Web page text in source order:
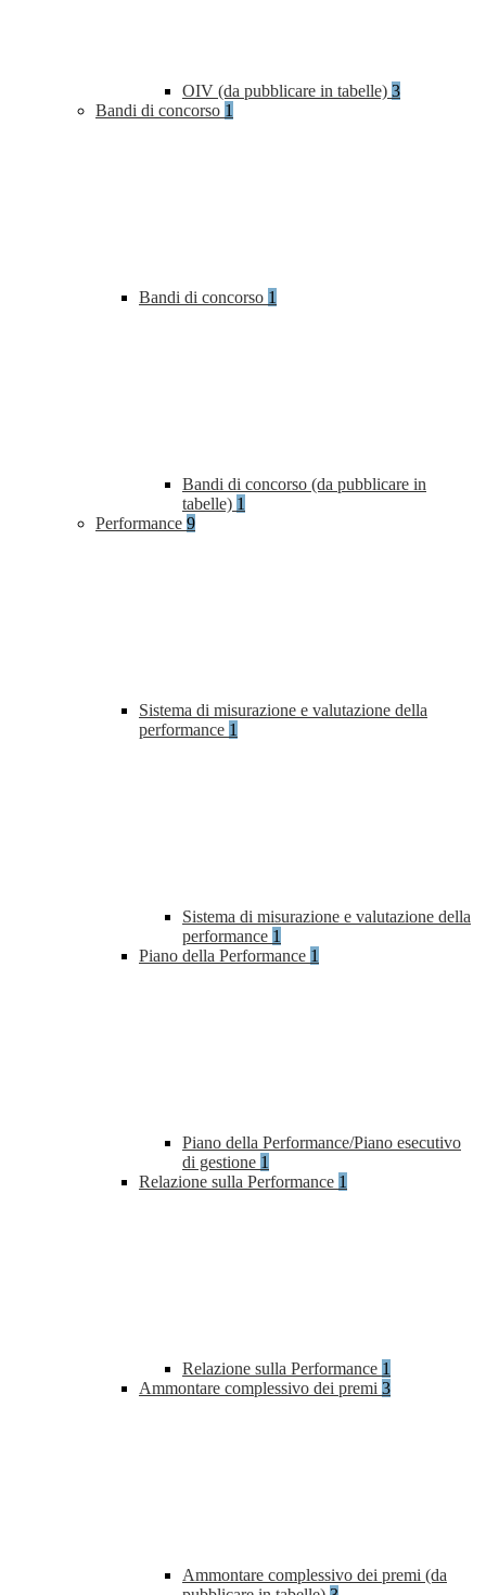
OIV (da pubblicare in tabelle) 3
Bandi di concorso 1
Bandi di concorso 1
Bandi di concorso (da pubblicare in
tabelle) 1
Performance 9
Sistema di misurazione e valutazione della
performance 1
Sistema di misurazione e valutazione della
performance 1
Piano della Performance 1
Piano della Performance/Piano esecutivo
di gestione 1
Relazione sulla Performance 1
Relazione sulla Performance 1
Ammontare complessivo dei premi 3
Ammontare complessivo dei premi (da